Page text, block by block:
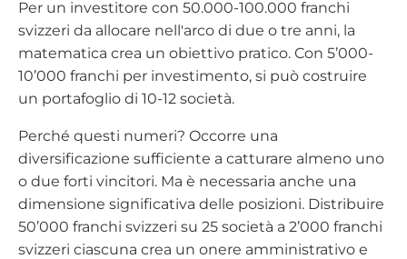
Per un investitore con 50.000-100.000 franchi
svizzeri da allocare nell'arco di due o tre anni, la
matematica crea un obiettivo pratico. Con 5’000-
10’000 franchi per investimento, si può costruire
un portafoglio di 10-12 società.
Perché questi numeri? Occorre una
diversificazione sufficiente a catturare almeno uno
o due forti vincitori. Ma è necessaria anche una
dimensione significativa delle posizioni. Distribuire
50’000 franchi svizzeri su 25 società a 2’000 franchi
svizzeri ciascuna crea un onere amministrativo e